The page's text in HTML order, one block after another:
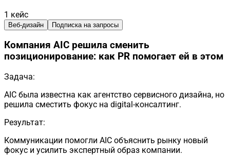
1 кейс
Веб-дизайн Подписка на запросы
Компания AIC решила сменить
позиционирование: как PR помогает ей в этом
Задача:
AIC была известна как агентство сервисного дизайна, но
решила сместить фокус на digital-консалтинг.
Результат:
Коммуникации помогли AIC объяснить рынку новый
фокус и усилить экспертный образ компании.